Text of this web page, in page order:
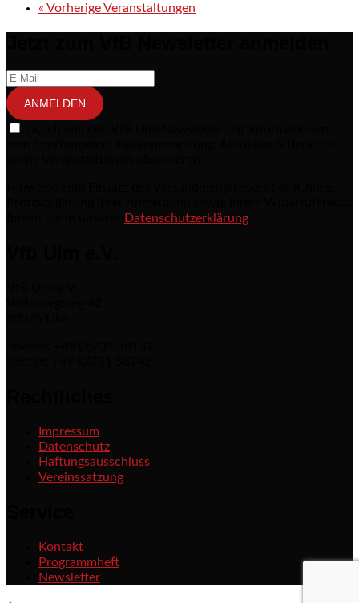
« Vorherige Veranstaltungen
ANMELDEN
Datenschutzerklärung
Impressum
Datenschutz
Haftungsausschluss
Vereinssatzung
Kontakt
Programmheft
Newsletter